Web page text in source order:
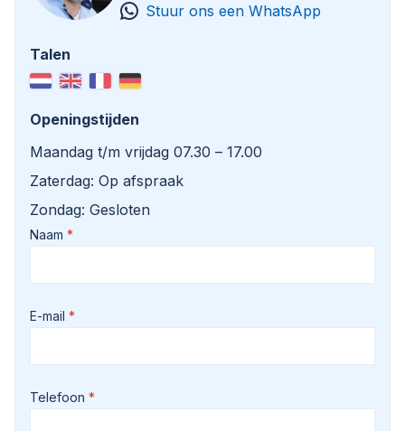
Stuur ons een WhatsApp
Talen
Openingstijden
Maandag t/m vrijdag 07.30 – 17.00
Zaterdag: Op afspraak
Zondag: Gesloten
Naam
E-mail
Telefoon